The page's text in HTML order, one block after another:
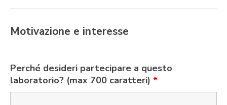
Motivazione e interesse
Perché desideri partecipare a questo
laboratorio? (max 700 caratteri) *